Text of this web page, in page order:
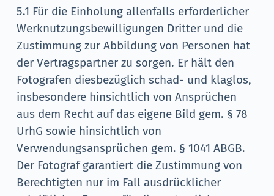
5.1 Für die Einholung allenfalls erforderlicher
Werknutzungsbewilligungen Dritter und die
Zustimmung zur Abbildung von Personen hat
der Vertragspartner zu sorgen. Er hält den
Fotografen diesbezüglich schad- und klaglos,
insbesondere hinsichtlich von Ansprüchen
aus dem Recht auf das eigene Bild gem. § 78
UrhG sowie hinsichtlich von
Verwendungsansprüchen gem. § 1041 ABGB.
Der Fotograf garantiert die Zustimmung von
Berechtigten nur im Fall ausdrücklicher